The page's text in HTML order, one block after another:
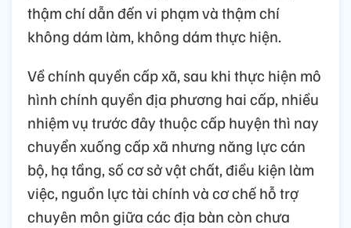
thậm chí dẫn đến vi phạm và thậm chí
không dám làm, không dám thực hiện.
Về chính quyền cấp xã, sau khi thực hiện mô
hình chính quyền địa phương hai cấp, nhiều
nhiệm vụ trước đây thuộc cấp huyện thì nay
chuyển xuống cấp xã nhưng năng lực cán
bộ, hạ tầng, số cơ sở vật chất, điều kiện làm
việc, nguồn lực tài chính và cơ chế hỗ trợ
chuyên môn giữa các địa bàn còn chưa